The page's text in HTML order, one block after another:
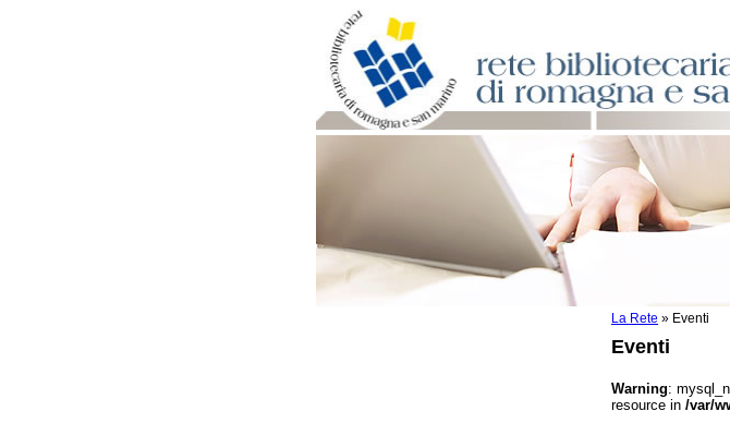
La Rete » Eventi
Eventi
Warning:
resource in /var/